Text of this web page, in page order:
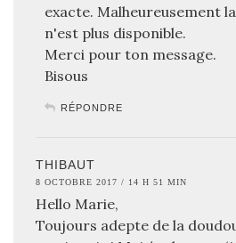
exacte. Malheureusement
n'est plus disponible.
Merci pour ton message.
Bisous
RÉPONDRE
THIBAUT
8 OCTOBRE 2017 / 14 H 51 MIN
Hello Marie,
Toujours adepte de la